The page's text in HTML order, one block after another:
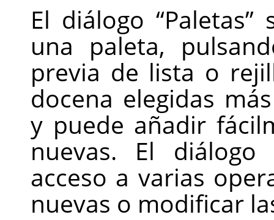
El diálogo “Paletas”
una paleta,
previa de lista o
docena elegidas
y puede añadir
nuevas. El diálogo
acceso a varias
nuevas o modificar